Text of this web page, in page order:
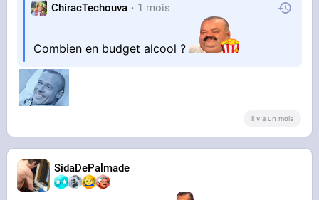
ChiracTechouva 1 mois
Combien en budget alcool ?
il y a un mois
SidaDePalmade